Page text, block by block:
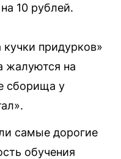
10 рублей.
придурков»
жалуются на
сборища у
самые дорогие
обучения